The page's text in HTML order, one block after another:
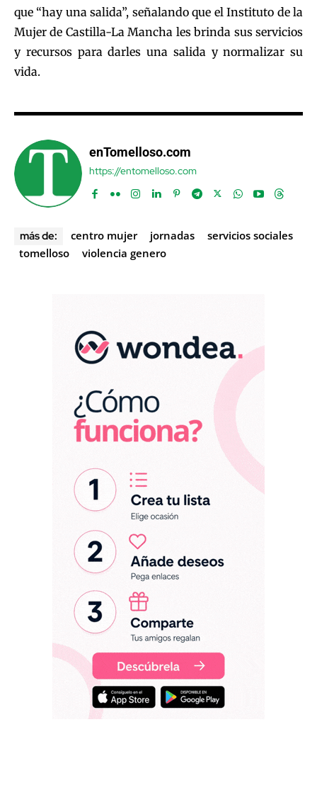
que “hay una salida”, señalando que el Instituto de la
Mujer de Castilla-La Mancha les brinda sus servicios
y recursos para darles una salida y normalizar su
vida.
enTomelloso.com
https://entomelloso.com
más de: centro mujer jornadas
servicios sociales
tomelloso
violencia genero